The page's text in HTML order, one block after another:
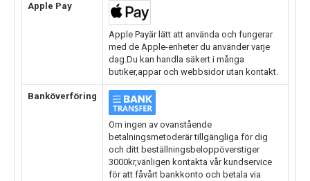
Apple Pay
Apple Payär lätt att använda och fungerar
med de Apple-enheter du använder varje
dag.Du kan handla säkert i många
butiker,appar och webbsidor utan kontakt.
Banköverföring
Om ingen av ovanstående
betalningsmetoderär tillgängliga för dig
och ditt beställningsbeloppöverstiger
3000kr,vänligen kontakta vår kundservice
för att fåvårt bankkonto och betala via